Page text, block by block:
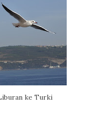
ke Turki